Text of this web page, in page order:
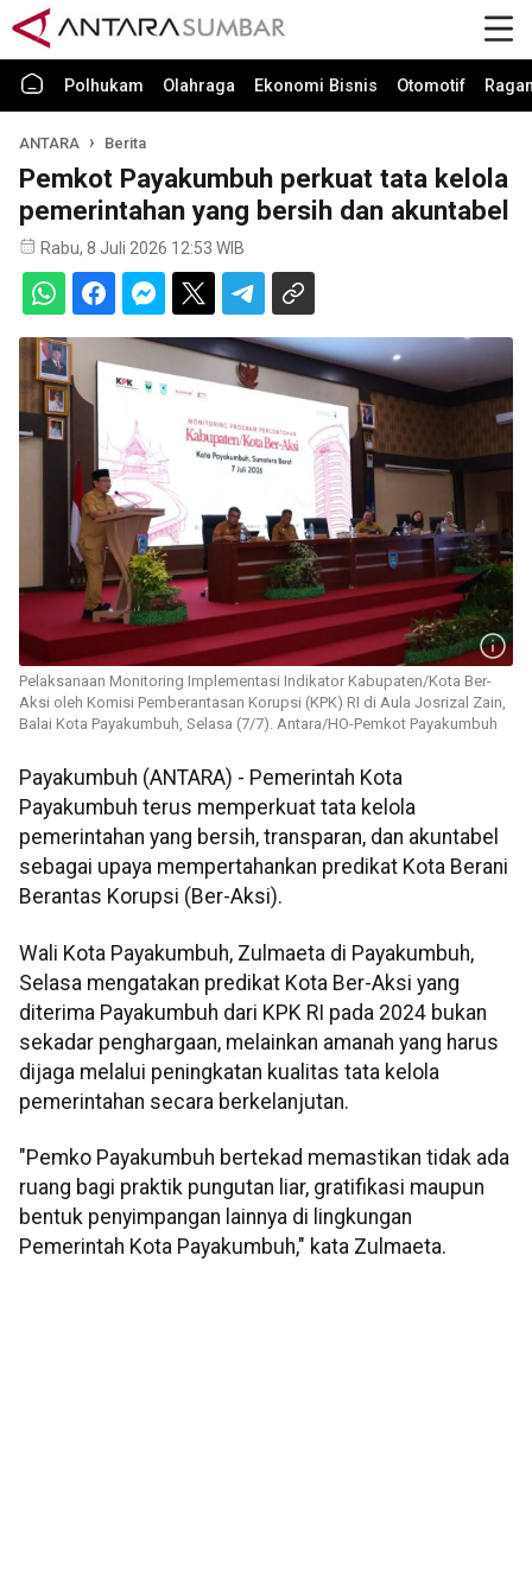
Polhukam Olahraga Ekonomi Bisnis Otomotif
ANTARA Berita
Pemkot Payakumbuh perkuat tata kelola
pemerintahan yang bersih dan akuntabel
Rabu, 8 Juli 2026 12:53 WIB
Pelaksanaan Monitoring Implementasi Indikator Kabupaten/Kota Ber-
Aksi oleh Komisi Pemberantasan Korupsi (KPK) RI di Aula Josrizal Zain,
Balai Kota Payakumbuh, Selasa (7/7). Antara/HO-Pemkot Payakumbuh
Payakumbuh (ANTARA) - Pemerintah Kota
Payakumbuh terus memperkuat tata kelola
pemerintahan yang bersih, transparan, dan akuntabel
sebagai upaya mempertahankan predikat Kota Berani
Berantas Korupsi (Ber-Aksi).
Wali Kota Payakumbuh, Zulmaeta di Payakumbuh,
Selasa mengatakan predikat Kota Ber-Aksi yang
diterima Payakumbuh dari KPK RI pada 2024 bukan
sekadar penghargaan, melainkan amanah yang harus
dijaga melalui peningkatan kualitas tata kelola
pemerintahan secara berkelanjutan.
"Pemko Payakumbuh bertekad memastikan tidak ada
ruang bagi praktik pungutan liar, gratifikasi maupun
bentuk penyimpangan lainnya di lingkungan
Pemerintah Kota Payakumbuh," kata Zulmaeta.